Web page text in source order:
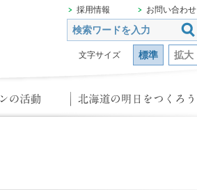
文字サイズ 標準 拡大
採用情報 お問い合わせ